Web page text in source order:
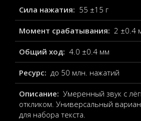
Сила нажатия: 55 ±15 г
Момент срабатывания: 2 ±0.4
Общий ход: 4.0 ±0.4 мм
Ресурс: до 50 млн. нажатий
Описание: Умеренный звук с
откликом. Универсальный
для набора текста.